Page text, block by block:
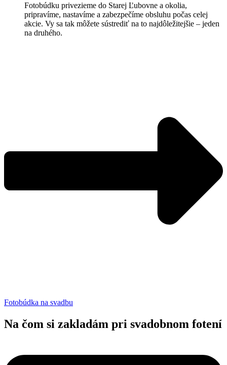
Fotobúdku privezieme do Starej Ľubovne a okolia,
pripravíme, nastavíme a zabezpečíme obsluhu počas celej
akcie. Vy sa tak môžete sústrediť na to najdôležitejšie – jeden
na druhého.
Fotobúdka na svadbu
Na čom si zakladám pri svadobnom fotení